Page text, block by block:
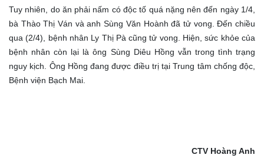
Tuy nhiên, do ăn phải nấm có độc tố quá nặng nên đến ngày 1/4,
bà Thào Thị Ván và anh Sùng Văn Hoành đã tử vong. Đến chiều
qua (2/4), bệnh nhân Ly Thị Pà cũng tử vong. Hiện, sức khỏe của
bệnh nhân còn lại là ông Sùng Diêu Hồng vẫn trong tình trạng
nguy kịch. Ông Hồng đang được điều trị tại Trung tâm chống độc,
Bệnh viện Bạch Mai.
CTV Hoàng Anh